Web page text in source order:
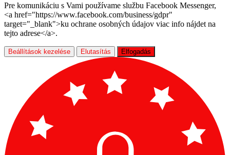
Pre komunikáciu s Vami používame službu Facebook Messenger,
<a href="https://www.facebook.com/business/gdpr"
target="_blank">ku ochrane osobných údajov viac info nájdet na
tejto adrese</a>.
Beállítások kezelése Elutasítás Elfogadás